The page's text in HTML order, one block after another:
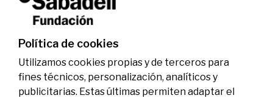
investigadores en los ámbitos de la edición del
genoma y la energía limpia
07/07/2026 Premios
Política de cookies
Utilizamos cookies propias y de terceros para
fines técnicos, personalización, analíticos y
publicitarias. Estas últimas permiten adaptar el